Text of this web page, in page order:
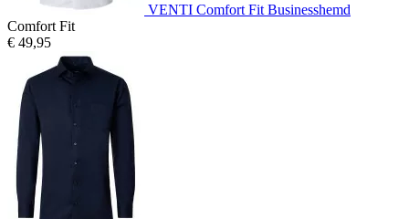
VENTI Comfort Fit Businesshemd
Comfort Fit
€ 49,95